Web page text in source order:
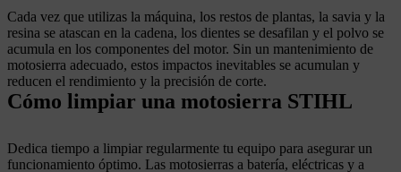
Cada vez que utilizas la máquina, los restos de plantas, la savia y la
resina se atascan en la cadena, los dientes se desafilan y el polvo se
acumula en los componentes del motor. Sin un mantenimiento de
motosierra adecuado, estos impactos inevitables se acumulan y
reducen el rendimiento y la precisión de corte.
Cómo limpiar una motosierra STIHL
Dedica tiempo a limpiar regularmente tu equipo para asegurar un
funcionamiento óptimo. Las motosierras a batería, eléctricas y a